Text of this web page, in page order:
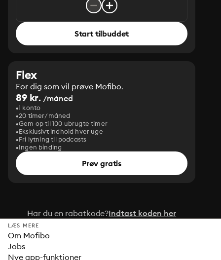
Start tilbuddet
Flex
For dig som vil prøve Mofibo.
89 kr. /måned
1 konto
20 timer/måned
Gem op til 100 ubrugte timer
Eksklusivt indhold hver uge
Fri lytning til podcasts
Ingen binding
Prøv gratis
Har du en rabatkode?Indtast koden her
LÆS MERE
Om Mofibo
Jobs
Nye app-funktioner